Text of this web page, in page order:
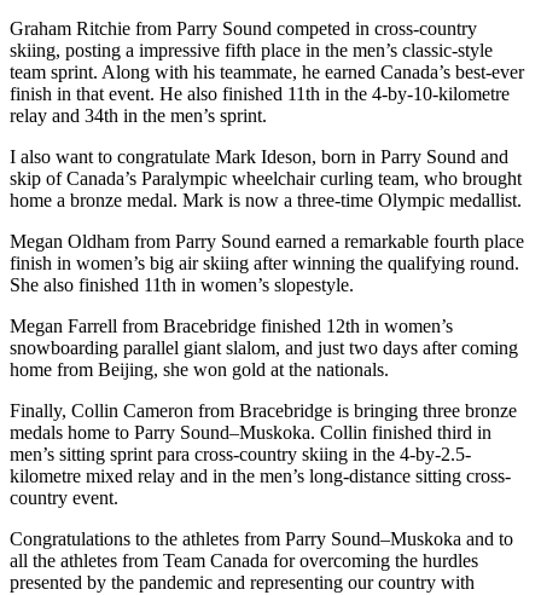
Graham Ritchie from Parry Sound competed in cross-country
skiing, posting a impressive fifth place in the men’s classic-style
team sprint. Along with his teammate, he earned Canada’s best-ever
finish in that event. He also finished 11th in the 4-by-10-kilometre
relay and 34th in the men’s sprint.
I also want to congratulate Mark Ideson, born in Parry Sound and
skip of Canada’s Paralympic wheelchair curling team, who brought
home a bronze medal. Mark is now a three-time Olympic medallist.
Megan Oldham from Parry Sound earned a remarkable fourth place
finish in women’s big air skiing after winning the qualifying round.
She also finished 11th in women’s slopestyle.
Megan Farrell from Bracebridge finished 12th in women’s
snowboarding parallel giant slalom, and just two days after coming
home from Beijing, she won gold at the nationals.
Finally, Collin Cameron from Bracebridge is bringing three bronze
medals home to Parry Sound–Muskoka. Collin finished third in
men’s sitting sprint para cross-country skiing in the 4-by-2.5-
kilometre mixed relay and in the men’s long-distance sitting cross-
country event.
Congratulations to the athletes from Parry Sound–Muskoka and to
all the athletes from Team Canada for overcoming the hurdles
presented by the pandemic and representing our country with